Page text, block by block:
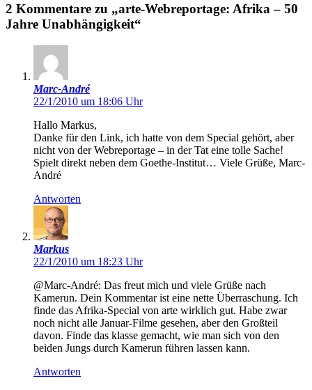
2 Kommentare zu „arte-Webreportage: Afrika – 50
Jahre Unabhängigkeit“
Marc-André
22/1/2010 um 18:06 Uhr
Hallo Markus,
Danke für den Link, ich hatte von dem Special gehört, aber
nicht von der Webreportage – in der Tat eine tolle Sache!
Spielt direkt neben dem Goethe-Institut… Viele Grüße, Marc-
André
Antworten
Markus
22/1/2010 um 18:23 Uhr
@Marc-André: Das freut mich und viele Grüße nach
Kamerun. Dein Kommentar ist eine nette Überraschung. Ich
finde das Afrika-Special von arte wirklich gut. Habe zwar
noch nicht alle Januar-Filme gesehen, aber den Großteil
davon. Finde das klasse gemacht, wie man sich von den
beiden Jungs durch Kamerun führen lassen kann.
Antworten